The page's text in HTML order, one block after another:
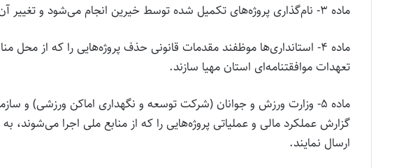
ماده ۳- نام‌گذاری پروژه‌های تکمیل شده توسط خیرین انجام می‌شود و تغییر آن بدون موافقت آنها امکان‌پذیر نیست.
ماده ۴- استانداری‌ها موظفند مقدمات قانونی حذف پروژه‌هایی را که از
تعهدات موافقتنامه‌ای استان مهیا سازند.
ماده ۵- وزارت ورزش و جوانان (شرکت توسعه و نگهداری اماکن ورزشی) و
گزارش عملکرد مالی و عملیاتی پروژه‌هایی را که از منابع ملی اجرا می‌شوند،
ارسال نمایند.